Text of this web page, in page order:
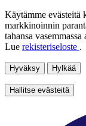
Käytämme evästeitä
markkinoinnin
tahansa
Lue rekisteriseloste .
Hyväksy Hylkää
Hallitse evästeitä